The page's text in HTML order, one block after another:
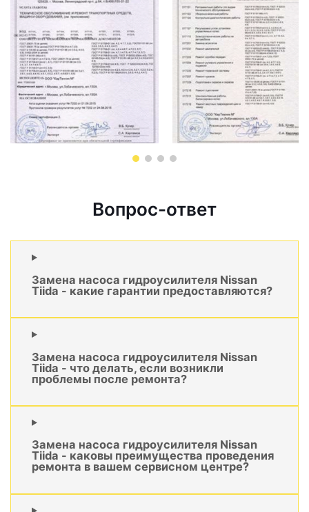
Вопрос-ответ
Замена насоса гидроусилителя Nissan
Tiida - какие гарантии предоставляются?
Замена насоса гидроусилителя Nissan
Tiida - что делать, если возникли
проблемы после ремонта?
Замена насоса гидроусилителя Nissan
Tiida - каковы преимущества проведения
ремонта в вашем сервисном центре?